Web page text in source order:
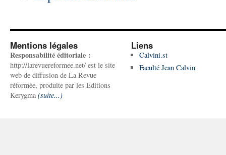
Mentions légales
Responsabilité éditoriale :
http://larevuereformee.net/ est le site
web de diffusion de La Revue
réformée, produite par les Editions
Kerygma (suite...)
Liens
Calvini.st
Faculté Jean Calvin